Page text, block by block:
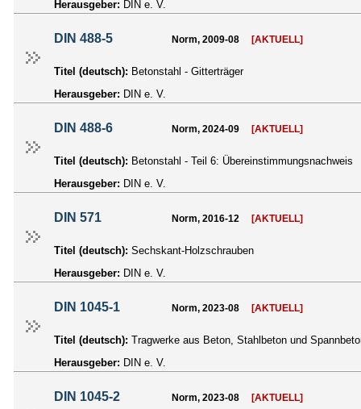
Herausgeber: DIN e. V.
DIN 488-5 Norm, 2009-08 [AKTUELL]
Titel (deutsch): Betonstahl - Gitterträger
Herausgeber: DIN e. V.
DIN 488-6 Norm, 2024-09 [AKTUELL]
Titel (deutsch): Betonstahl - Teil 6: Übereinstimmungsnachweis
Herausgeber: DIN e. V.
DIN 571 Norm, 2016-12 [AKTUELL]
Titel (deutsch): Sechskant-Holzschrauben
Herausgeber: DIN e. V.
DIN 1045-1 Norm, 2023-08 [AKTUELL]
Titel (deutsch): Tragwerke aus Beton, Stahlbeton und
Herausgeber: DIN e. V.
DIN 1045-2 Norm, 2023-08 [AKTUELL]